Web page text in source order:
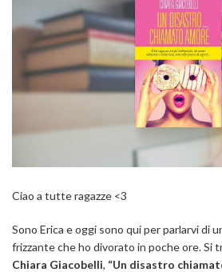
Ciao a tutte ragazze <3
Sono Erica e oggi sono qui per parlarvi di
frizzante che ho divorato in poche ore. Si
Chiara Giacobelli, “Un disastro